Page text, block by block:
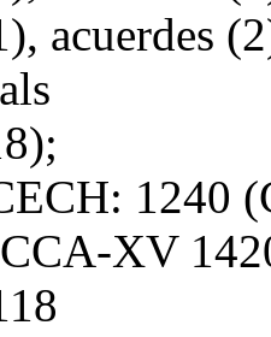
acuerdes
1240
XV